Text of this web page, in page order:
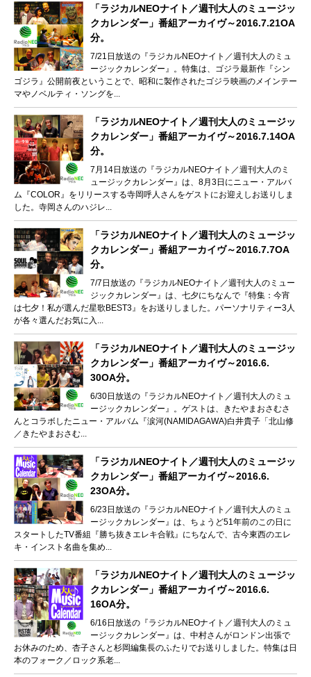
「ラジカルNEOナイト／週刊大人のミュージッ
クカレンダー」番組アーカイヴ～2016.7.21OA
分。
7/21日放送の『ラジカルNEOナイト／週刊大人のミュ
ージックカレンダー』。特集は、ゴジラ最新作『シン
ゴジラ』公開前夜ということで、昭和に製作されたゴジラ映画のメインテー
マやノベルティ・ソングを...
「ラジカルNEOナイト／週刊大人のミュージッ
クカレンダー」番組アーカイヴ～2016.7.14OA
分。
7月14日放送の『ラジカルNEOナイト／週刊大人のミ
ュージックカレンダー』は、8月3日にニュー・アルバ
ム『COLOR』をリリースする寺岡呼人さんをゲストにお迎えしお送りしま
した。寺岡さんのハジレ...
「ラジカルNEOナイト／週刊大人のミュージッ
クカレンダー」番組アーカイヴ～2016.7.7OA
分。
7/7日放送の『ラジカルNEOナイト／週刊大人のミュー
ジックカレンダー』は、七夕にちなんで『特集：今宵
は七夕！私が選んだ星歌BEST3』をお送りしました。パーソナリティー3人
が各々選んだお気に入...
「ラジカルNEOナイト／週刊大人のミュージッ
クカレンダー」番組アーカイヴ～2016.6.
30OA分。
6/30日放送の『ラジカルNEOナイト／週刊大人のミュ
ージックカレンダー』。ゲストは、きたやまおさむさ
んとコラボしたニュー・アルバム『涙河(NAMIDAGAWA)白井貴子「北山修
／きたやまおさむ...
「ラジカルNEOナイト／週刊大人のミュージッ
クカレンダー」番組アーカイヴ～2016.6.
23OA分。
6/23日放送の『ラジカルNEOナイト／週刊大人のミュ
ージックカレンダー』は、ちょうど51年前のこの日に
スタートしたTV番組『勝ち抜きエレキ合戦』にちなんで、古今東西のエレ
キ・インスト名曲を集め...
「ラジカルNEOナイト／週刊大人のミュージッ
クカレンダー」番組アーカイヴ～2016.6.
16OA分。
6/16日放送の『ラジカルNEOナイト／週刊大人のミュ
ージックカレンダー』は、中村さんがロンドン出張で
お休みのため、杏子さんと杉岡編集長のふたりでお送りしました。特集は日
本のフォーク／ロック系老...